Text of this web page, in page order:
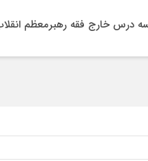
درس خارج فقه رهبرمعظم